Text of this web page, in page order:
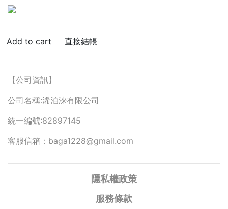
直接結帳
【公司資訊】
公司名稱:浠泊淶有限公司
統一編號:82897145
客服信箱：baga1228@gmail.com
隱私權政策
服務條款